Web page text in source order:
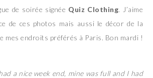
de soirée signée Quiz Clothing. J’aime
de ces photos mais aussi le décor de la
mes endroits préférés à Paris. Bon mardi !
a nice week end, mine was full and I had